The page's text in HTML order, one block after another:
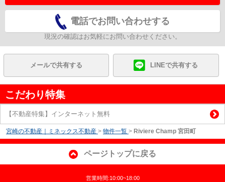
電話でお問い合わせする
現況の確認はお気軽にお問い合わせください。
メールで共有する LINEで共有する
こだわり特集
【不動産特集】インターネット無料
宮崎の不動産｜ミネックス不動産 > 物件一覧 > Riviere Champ 宮田町
ページトップに戻る
営業時間:10:00~18:00